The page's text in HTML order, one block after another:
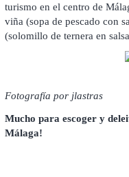
turismo en el centro de
viña (sopa de pescado con
(solomillo de ternera en
Fotografía por jlastras
Mucho para escoger y
Málaga!